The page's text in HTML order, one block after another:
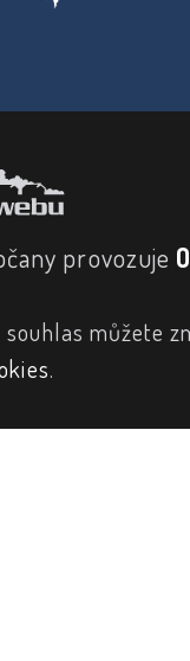
provozuje
souhlas můžete
.